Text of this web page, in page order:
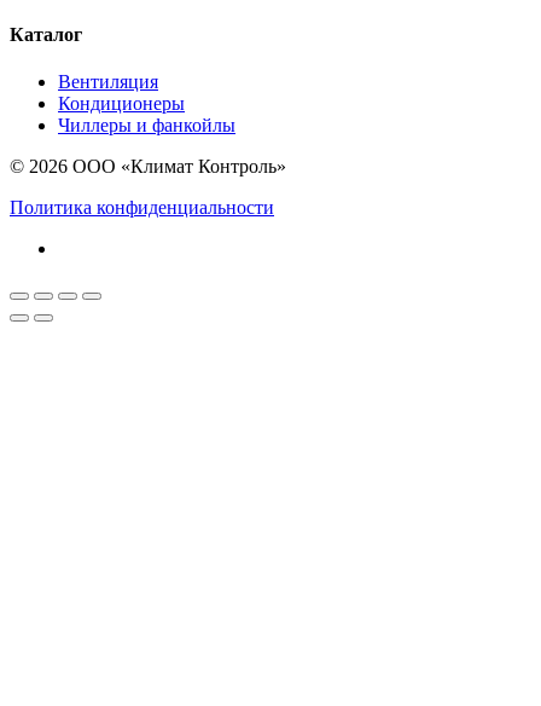
Каталог
Вентиляция
Кондиционеры
Чиллеры и фанкойлы
© 2026 ООО «Климат Контроль»
Политика конфиденциальности